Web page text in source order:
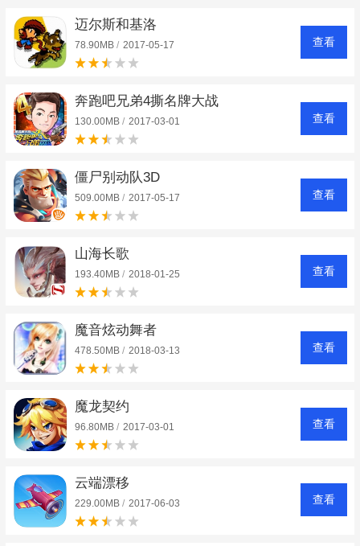
迈尔斯和基洛
78.90MB / 2017-05-17 查看
奔跑吧兄弟4撕名牌大战
130.00MB / 2017-03-01 查看
僵尸别动队3D
509.00MB / 2017-05-17 查看
山海长歌
193.40MB / 2018-01-25 查看
魔音炫动舞者
478.50MB / 2018-03-13 查看
魔龙契约
96.80MB / 2017-03-01 查看
云端漂移
229.00MB / 2017-06-03 查看